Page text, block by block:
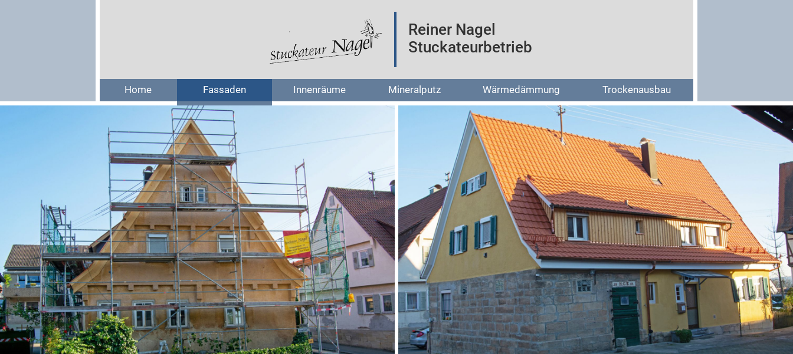
Reiner Nagel
Stuckateurbetrieb
Home Fassaden Innenräume Mineralputz Wärmedämmung Trockenausbau